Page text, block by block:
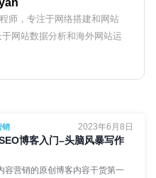
师，专注于网络搭建和网站
网站数据分析和海外网站运
2023年6月8日
销
博客入门–头脑风暴写作
容营销的原创博客内容干货第一